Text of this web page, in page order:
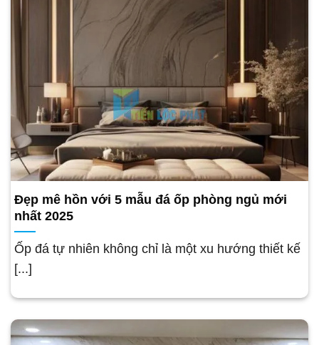
Đẹp mê hồn với 5 mẫu đá ốp phòng ngủ mới
nhất 2025
Ốp đá tự nhiên không chỉ là một xu hướng thiết kế
[...]